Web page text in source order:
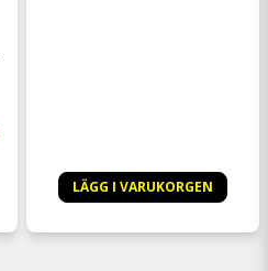
LÄGG I VARUKORGEN